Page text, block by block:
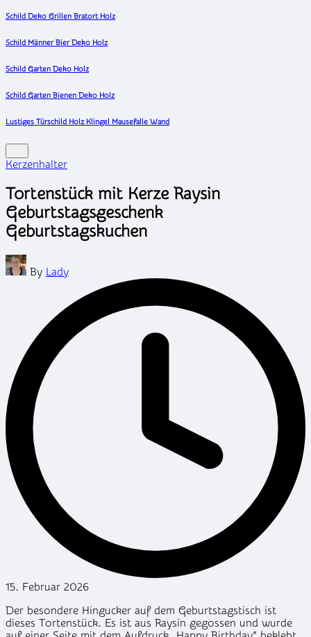
Schild Deko Grillen Bratort Holz
Schild Männer Bier Deko Holz
Schild Garten Deko Holz
Schild Garten Bienen Deko Holz
Lustiges Türschild Holz Klingel Mausefalle Wand
Posted
Kerzenhalter
Tortenstück mit Kerze Raysin
Geburtstagsgeschenk
Geburtstagskuchen
Posted
by
By Lady
15. Februar 2026
Der besondere Hingucker auf dem Geburtstagstisch ist
dieses Tortenstück. Es ist aus Raysin gegossen und wurde